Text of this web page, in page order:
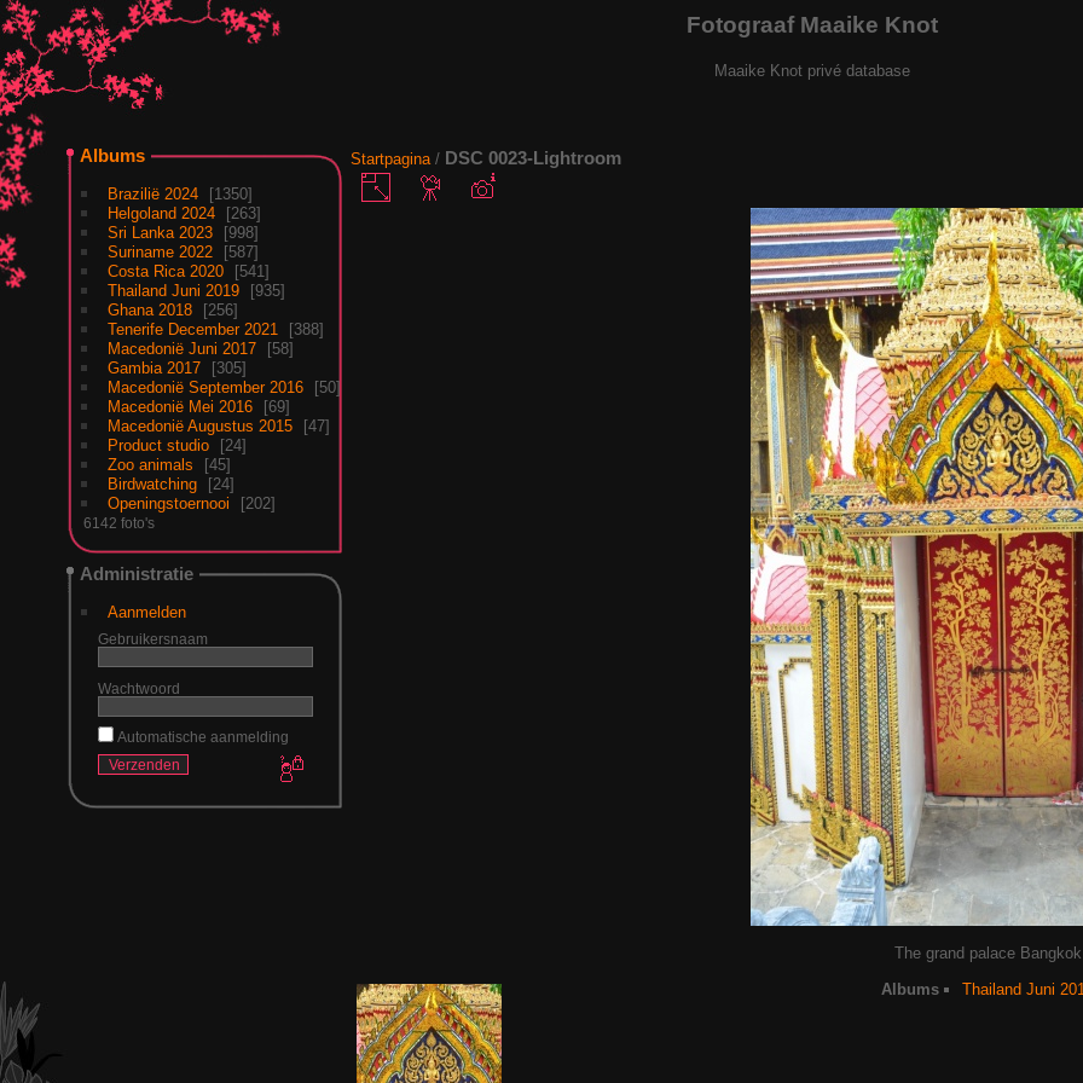
Fotograaf Maaike Knot
Maaike Knot privé database
Albums
Brazilië 2024
1350
Helgoland 2024
263
Sri Lanka 2023
998
Suriname 2022
587
Costa Rica 2020
541
Thailand Juni 2019
935
Ghana 2018
256
Tenerife December 2021
388
Macedonië Juni 2017
58
Gambia 2017
305
Macedonië September 2016
50
Macedonië Mei 2016
69
Macedonië Augustus 2015
47
Product studio
24
Zoo animals
45
Birdwatching
24
Openingstoernooi
202
6142 foto's
Administratie
Aanmelden
Gebruikersnaam
Wachtwoord
Automatische aanmelding
Startpagina / DSC 0023-Lightroom
The grand palace Bangkok
Albums
Thailand Juni